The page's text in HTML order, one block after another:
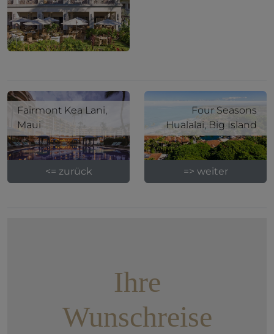
Fairmont Kea Lani,
Maui
<= zurück
Four Seasons
Hualalai, Big Island
=> weiter
Ihre
Wunschreise